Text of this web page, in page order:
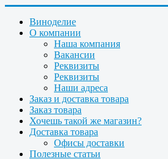
Виноделие
О компании
Наша компания
Вакансии
Реквизиты
Реквизиты
Наши адреса
Заказ и доставка товара
Заказ товара
Хочешь такой же магазин?
Доставка товара
Офисы доставки
Полезные статьи